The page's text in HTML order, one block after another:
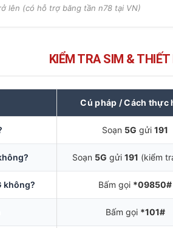
lên (có hỗ trợ băng tần n78 tại VN)
KIỂM TRA SIM &
Cú pháp / Cách thực
Soạn 5G gửi 191
Soạn 5G gửi 191 (kiểm
không? Bấm gọi *09850#
Bấm gọi *101#